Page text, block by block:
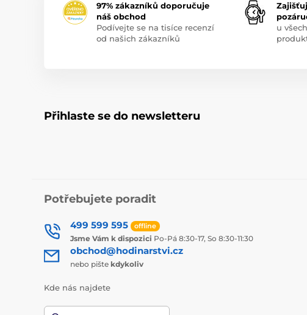
97% zákazníků doporučuje
náš obchod
Podívejte se na tisíce recenzí
od našich zákazníků
u
Přihlaste se do newsletteru
Potřebujete poradit
499 599 595 offline
Jsme Vám k dispozici Po-Pá 8:30-17, So 8:30-11:30
obchod@hodinarstvi.cz
nebo pište kdykoliv
Kde nás najdete